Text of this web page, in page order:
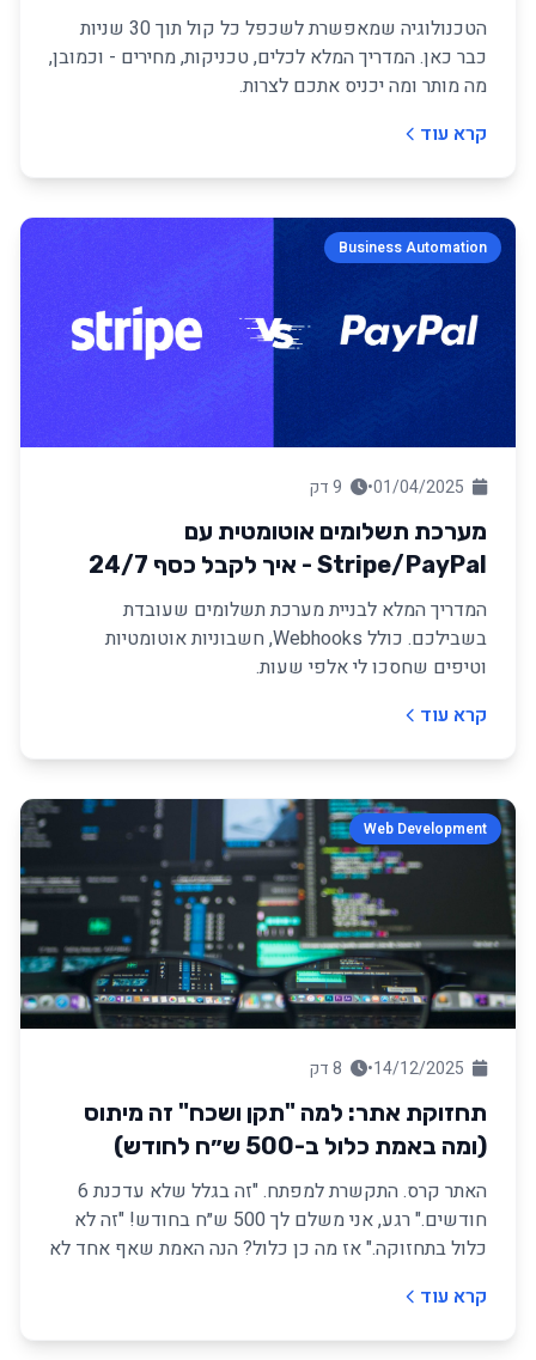
הטכנולוגיה שמאפשרת לשכפל כל קול תוך 30 שניות
כבר כאן. המדריך המלא לכלים, טכניקות, מחירים - וכמובן,
מה מותר ומה יכניס אתכם לצרות.
קרא עוד
Business Automation
•
מערכת תשלומים אוטומטית עם
Stripe/PayPal - איך לקבל כסף 24/7
(וללכת לישון רגוע)
המדריך המלא לבניית מערכת תשלומים שעובדת
בשבילכם. כולל Webhooks, חשבוניות אוטומטיות
וטיפים שחסכו לי אלפי שעות.
קרא עוד
Web Development
•
תחזוקת אתר: למה "תקן ושכח" זה מיתוס
(ומה באמת כלול ב-500 ש״ח לחודש)
האתר קרס. התקשרת למפתח. "זה בגלל שלא עדכנת 6
חודשים." רגע, אני משלם לך 500 ש״ח בחודש! "זה לא
כלול בתחזוקה." אז מה כן כלול? הנה האמת שאף אחד לא
קרא עוד